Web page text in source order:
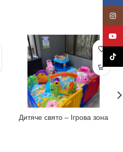
Дитяче свято – Ігрова зона